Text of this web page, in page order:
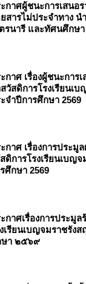
กาศผู้ชนะการเสนอ
สารไม่ประจำทาง น
รนารี และทัศนศึกษ
กาศ เรื่องผู้ชนะการ
วัสดิการโรงเรียนเ
จำปีการศึกษา 2569
กาศ เรื่องการประมู
ดิการโรงเรียนเบญ
ศึกษา 2569
กาศเรื่องการประมู
เรียนเบญจมราชรัง
า ๒๕๖๙